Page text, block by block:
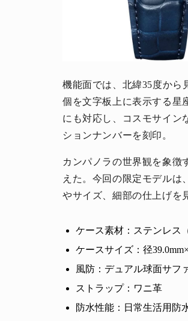
機能面では、北緯35度から
個を文字板上に表示する星
にも対応し、コスモサイン
ションナンバーを刻印。
カンパノラの世界観を象徴
えた。今回の限定モデルは
やサイズ、細部の仕上げを
ケース素材：ステンレス
ケースサイズ：径
風防：デュアル球面サフ
ストラップ：ワニ革
防水性能：日常生活用防